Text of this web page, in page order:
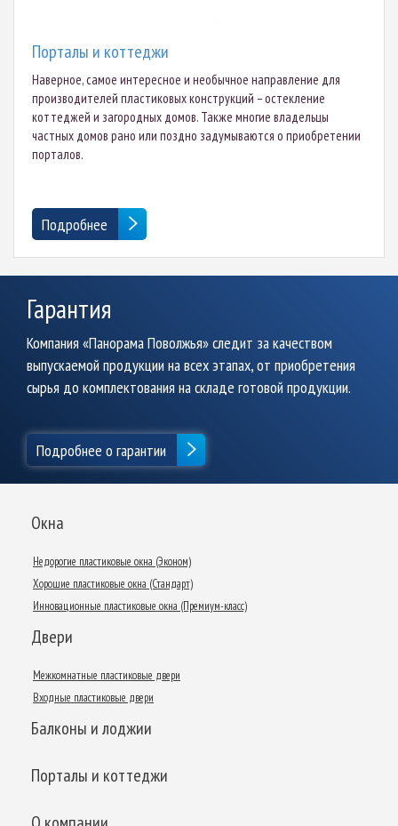
Порталы и коттеджи
Наверное, самое интересное и необычное направление для
производителей пластиковых конструкций – остекление
коттеджей и загородных домов. Также многие владельцы
частных домов рано или поздно задумываются о приобретении
порталов.
Подробнее
Гарантия
Компания «Панорама Поволжья» следит за качеством
выпускаемой продукции на всех этапах, от приобретения
сырья до комплектования на складе готовой продукции.
Подробнее о гарантии
Окна
Недорогие пластиковые окна (Эконом)
Хорошие пластиковые окна (Стандарт)
Инновационные пластиковые окна (Премиум-класс)
Двери
Межкомнатные пластиковые двери
Входные пластиковые двери
Балконы и лоджии
Порталы и коттеджи